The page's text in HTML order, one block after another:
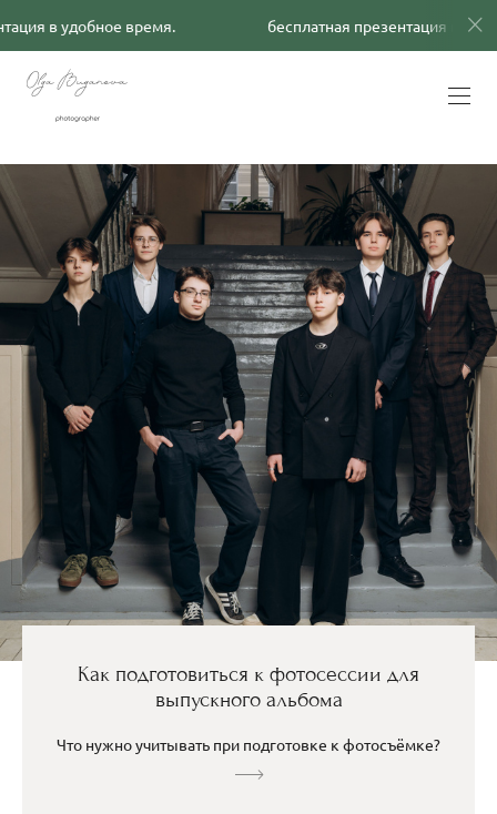
в удобное время. бесплатная презентация в
Как подготовиться к фотосессии для
выпускного альбома
Что нужно учитывать при подготовке к фотосъёмке?